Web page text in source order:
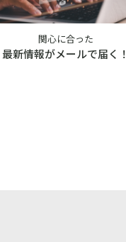
関心に合った
最新情報がメールで届く！